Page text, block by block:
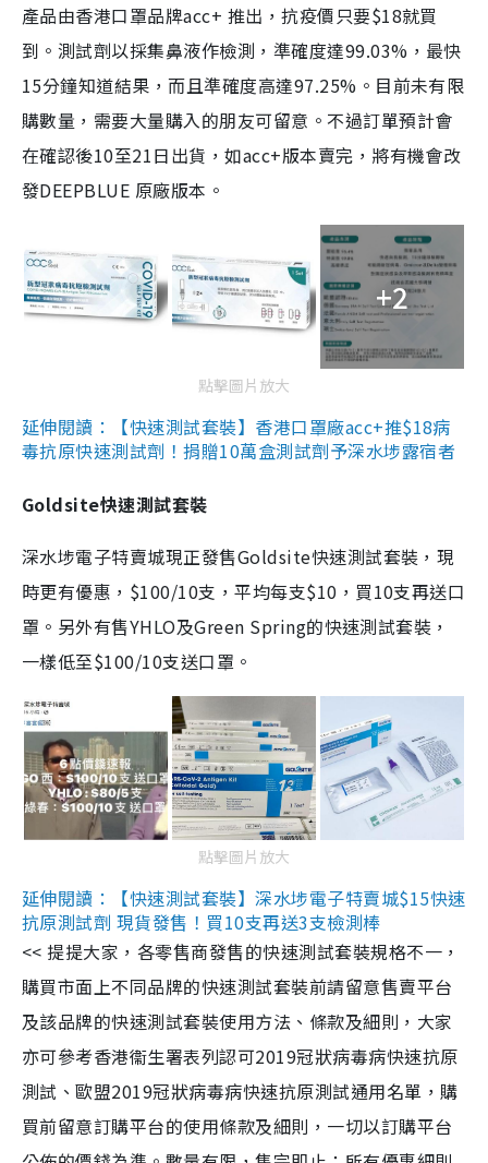
產品由香港口罩品牌acc+ 推出，抗疫價只要$18就買
到。測試劑以採集鼻液作檢測，準確度達99.03%，最快
15分鐘知道結果，而且準確度高達97.25%。目前未有限
購數量，需要大量購入的朋友可留意。不過訂單預計會
在確認後10至21日出貨，如acc+版本賣完，將有機會改
發DEEPBLUE 原廠版本。
+2
點擊圖片放大
延伸閱讀：【快速測試套裝】香港口罩廠acc+推$18病
毒抗原快速測試劑！捐贈10萬盒測試劑予深水埗露宿者
Goldsite快速測試套裝
深水埗電子特賣城現正發售Goldsite快速測試套裝，現
時更有優惠，$100/10支，平均每支$10，買10支再送口
罩。另外有售YHLO及Green Spring的快速測試套裝，
一樣低至$100/10支送口罩。
點擊圖片放大
延伸閱讀：【快速測試套裝】深水埗電子特賣城$15快速
抗原測試劑 現貨發售！買10支再送3支檢測棒
<< 提提大家，各零售商發售的快速測試套裝規格不一，
購買市面上不同品牌的快速測試套裝前請留意售賣平台
及該品牌的快速測試套裝使用方法、條款及細則，大家
亦可參考香港衞生署表列認可2019冠狀病毒病快速抗原
測試、歐盟2019冠狀病毒病快速抗原測試通用名單，購
買前留意訂購平台的使用條款及細則，一切以訂購平台